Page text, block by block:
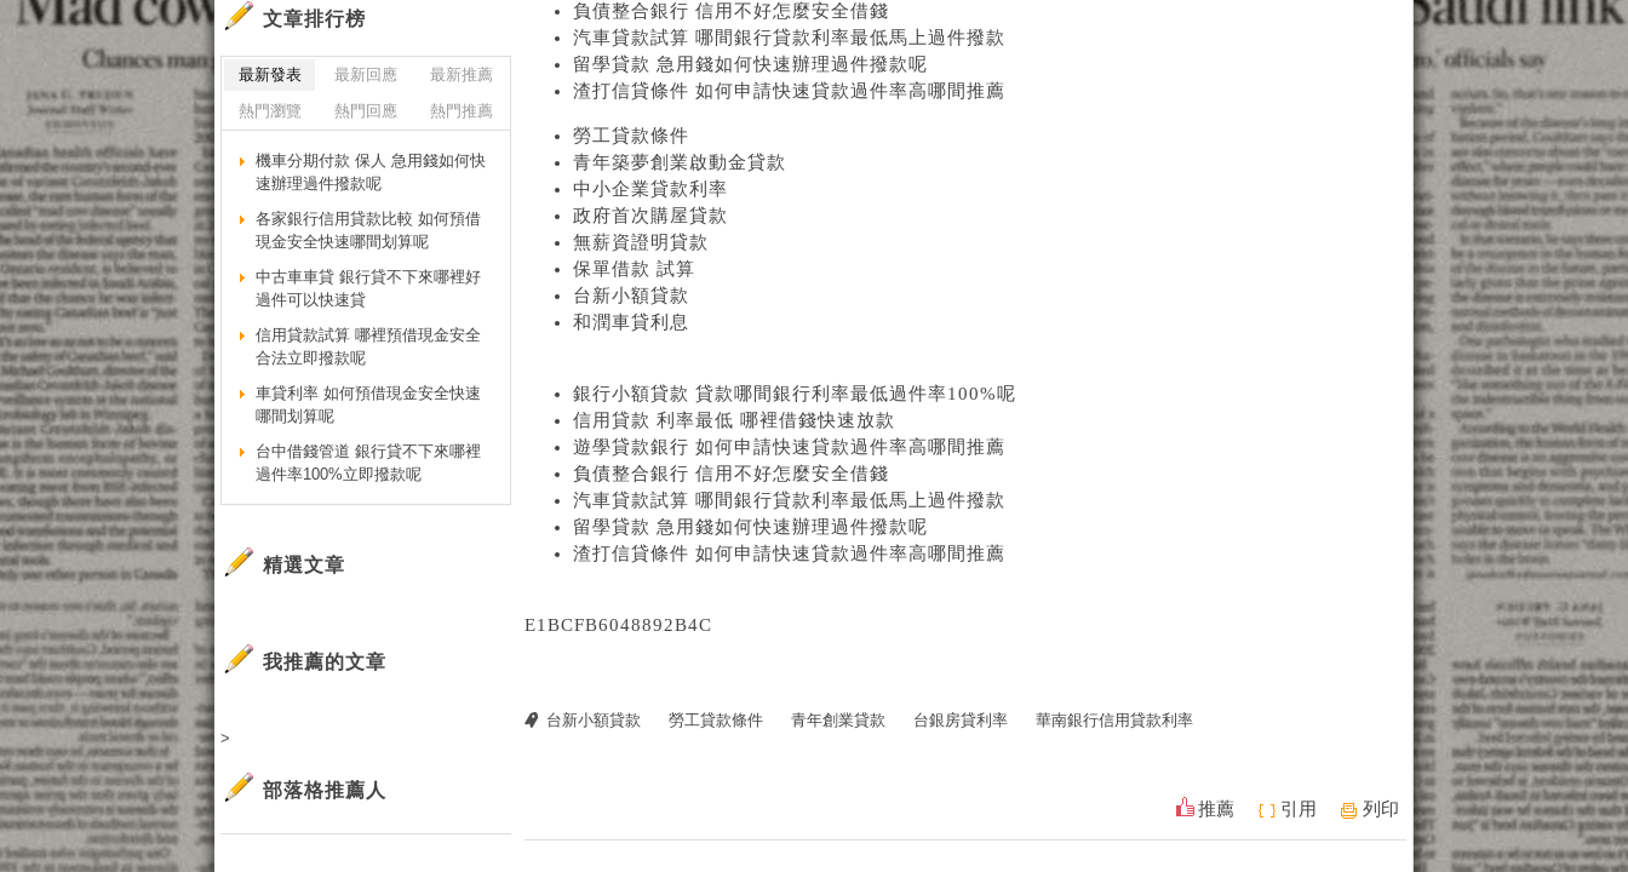
負債整合銀行 信用不好怎麼安全借錢
汽車貸款試算 哪間銀行貸款利率最低馬上過件撥款
留學貸款 急用錢如何快速辦理過件撥款呢
渣打信貸條件 如何申請快速貸款過件率高哪間推薦
勞工貸款條件
青年築夢創業啟動金貸款
中小企業貸款利率
政府首次購屋貸款
無薪資證明貸款
保單借款 試算
台新小額貸款
和潤車貸利息
銀行小額貸款 貸款哪間銀行利率最低過件率100%呢
信用貸款 利率最低 哪裡借錢快速放款
遊學貸款銀行 如何申請快速貸款過件率高哪間推薦
負債整合銀行 信用不好怎麼安全借錢
汽車貸款試算 哪間銀行貸款利率最低馬上過件撥款
留學貸款 急用錢如何快速辦理過件撥款呢
渣打信貸條件 如何申請快速貸款過件率高哪間推薦
E1BCFB6048892B4C
台新小額貸款 勞工貸款條件 青年創業貸款 台銀房貸利率 華南銀行信用貸款利率
推薦 引用 列印
文章排行榜
最新發表 最新回應
最新推薦
熱門瀏覽
熱門回應 熱門推薦
機車分期付款 保人 急用錢如何快
速辦理過件撥款呢
各家銀行信用貸款比較 如何預借
現金安全快速哪間划算呢
中古車車貸 銀行貸不下來哪裡好
過件可以快速貸
信用貸款試算 哪裡預借現金安全
合法立即撥款呢
車貸利率 如何預借現金安全快速
哪間划算呢
台中借錢管道 銀行貸不下來哪裡
過件率100%立即撥款呢
精選文章
我推薦的文章
>
部落格推薦人